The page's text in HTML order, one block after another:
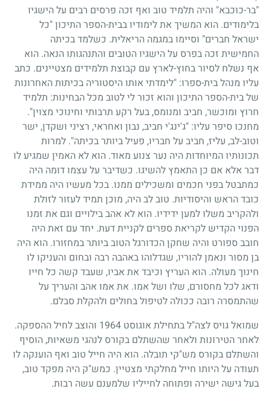
"בר-כוכבא" והיה תלמיד טוב ואף זכה פרסים רבים על הישגיו
בלימודים. הוא המשיך את לימודיו בבית-הספר התיכון "כל
ישראל חברים" וסיימו במגמה הריאלית. כשלמד בכיתה
החמישית זכה בפרס על הישגיו הטובים והתנהגותו הנאה. הוא
אף נשלח לסיור בחוץ-לארץ עם קבוצת תלמידים מצטיינים. כתב
עליו מנהל בית-ספרו: "לימדתי אותו היסטוריה בכיתות האחרונות
של בית-הספר התיכון והוא זכור לי לטוב מכל הבחינות: תלמיד
חרוץ ומוכשר, חביב ומנומס, בעל רקע תרבותי וחינוכי מצוין".
מחנכו סיפר עליו: "ג'ינג'י חביב, נבון ואחראי, רציני ושקדן, ישר
וטוב-לב, עליז, חביב על חבריו, פעיל ביותר בכיתה". למרות
תכונותיו המיוחדות היה נער צנוע מאוד. הוא לא האמין שמגיע לו
דבר אלא אם כן התאמץ להשיגו. כשדיבר על עצמו דומה היה
כמתבטל בפני חכמים ומשכילים ממנו. בכל מעשיו היה ממידת
כובד הראש והיסודיות. טוב לב היה, מוכן תמיד לעזור לזולת
ולהקריב משלו למען ידידיו. הוא לא אהב בילויים וגם את זמנו
הפנוי הקדיש לקריאת ספרים לקניית דעת. יחד עם זאת היה
חובב ספורט והיה שחקן הכדורגל הטוב ביותר במחזורו. הוא היה
בן מסור ונאמן להוריו, שגדלוהו באהבה רבה ובחום והעניקו לו
חינוך מעולה. הוא העריץ וכיבד את אביו, שעבד קשה כל חייו
ודאג לכל מחסורם, שלו ושל אמו. את אמו אהב והעריך על
שהתמסרה רובה ככולה לטיפול בחולים ולהקלת סבלם.
שמואל גויס לצה"ל בתחילת אוגוסט 1964 והוצב לחיל ההספקה.
לאחר הטירונות ולאחר שהשתלם בקורס לנהגי משאיות, הוסיף
והשתלם בקורס מש"קי תובלה. הוא היה חייל טוב ואף הוענקה לו
תעודה על היותו חייל מחלקתי מצטיין. כמש"ק היה מפקד טוב,
בעל גישה ישירה ופתוחה לחייליו שלמענם עשה רבות.